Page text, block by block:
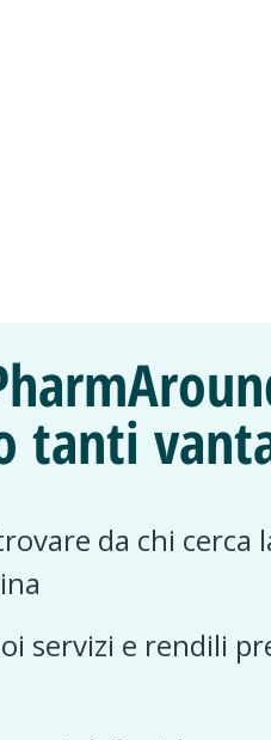
tanti
da chi cerca
servizi e rendili